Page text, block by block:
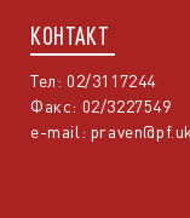
КОНТАКТ
Тел: 02/3117244
Факс: 02/3227549
e-mail: